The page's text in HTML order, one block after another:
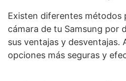
Existen diferentes métodos
cámara de tu Samsung por
sus ventajas y desventajas.
opciones más seguras y